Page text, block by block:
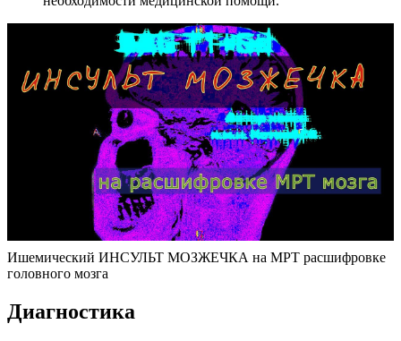
Ишемический ИНСУЛЬТ МОЗЖЕЧКА на МРТ расшифровке
головного мозга
Диагностика